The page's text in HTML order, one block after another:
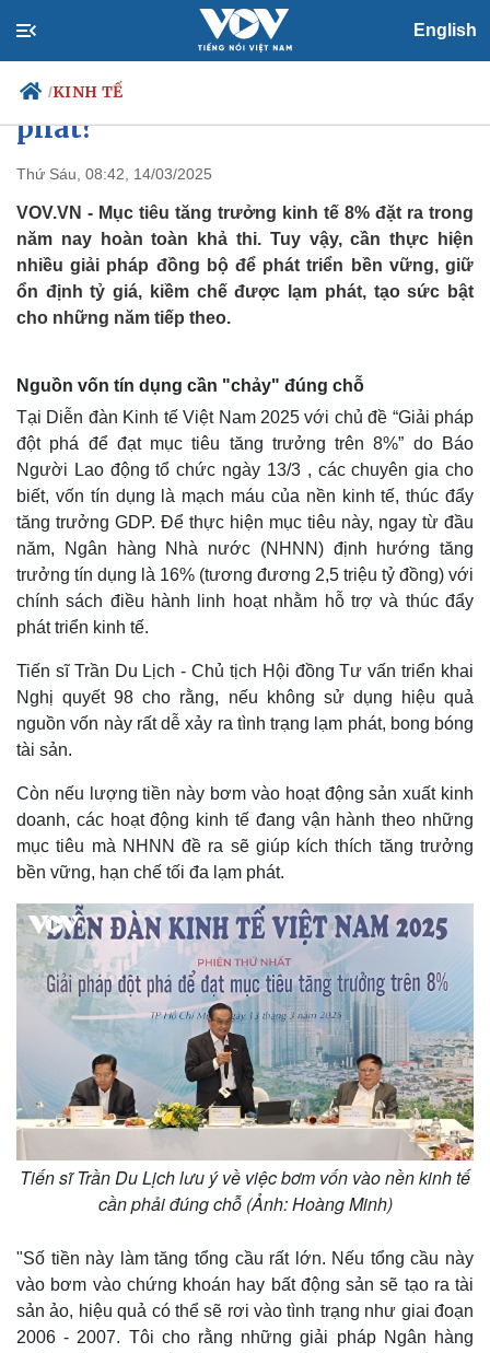
English
/KINH TẾ
Chính trị
Đảng
Tổ chức nhân sự
Quốc hội
Nhận diện sự thật
Xã hội
Tin 24h
Dự báo thời tiết
Giáo dục
Dấu ấn VOV
Thế giới
Quan sát
Cuộc sống đó đây
Multimedia
Video
Ảnh
Cần làm gì để đạt tăng trưởng
8% mà vẫn khống chế được lạm
phát?
Thứ Sáu, 08:42, 14/03/2025
VOV.VN - Mục tiêu tăng trưởng kinh tế 8% đặt ra trong
năm nay hoàn toàn khả thi. Tuy vậy, cần thực hiện
nhiều giải pháp đồng bộ để phát triển bền vững, giữ
ổn định tỷ giá, kiềm chế được lạm phát, tạo sức bật
cho những năm tiếp theo.
Nguồn vốn tín dụng cần "chảy" đúng chỗ
Tại Diễn đàn Kinh tế Việt Nam 2025 với chủ đề “Giải pháp
đột phá để đạt mục tiêu tăng trưởng trên 8%” do Báo
Người Lao động tổ chức ngày 13/3 , các chuyên gia cho
biết, vốn tín dụng là mạch máu của nền kinh tế, thúc đẩy
tăng trưởng GDP. Để thực hiện mục tiêu này, ngay từ đầu
năm, Ngân hàng Nhà nước (NHNN) định hướng tăng
trưởng tín dụng là 16% (tương đương 2,5 triệu tỷ đồng) với
chính sách điều hành linh hoạt nhằm hỗ trợ và thúc đẩy
phát triển kinh tế.
Tiến sĩ Trần Du Lịch - Chủ tịch Hội đồng Tư vấn triển khai
Nghị quyết 98 cho rằng, nếu không sử dụng hiệu quả
nguồn vốn này rất dễ xảy ra tình trạng lạm phát, bong bóng
tài sản.
Còn nếu lượng tiền này bơm vào hoạt động sản xuất kinh
doanh, các hoạt động kinh tế đang vận hành theo những
mục tiêu mà NHNN đề ra sẽ giúp kích thích tăng trưởng
bền vững, hạn chế tối đa lạm phát.
Tiến sĩ Trần Du Lịch lưu ý về việc bơm vốn vào nền kinh tế
cần phải đúng chỗ (Ảnh: Hoàng Minh)
"Số tiền này làm tăng tổng cầu rất lớn. Nếu tổng cầu này
vào bơm vào chứng khoán hay bất động sản sẽ tạo ra tài
sản ảo, hiệu quả có thể sẽ rơi vào tình trạng như giai đoạn
2006 - 2007. Tôi cho rằng những giải pháp Ngân hàng